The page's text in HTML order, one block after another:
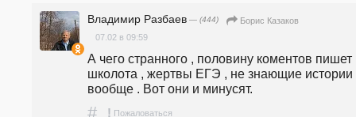
Владимир Разбаев — (444)
Борис Казаков
07.02 в 09:59
А чего странного , половину коментов пишет
школота , жертвы ЕГЭ , не знающие истории
вообще . Вот они и минусят.
# ! Пожаловаться